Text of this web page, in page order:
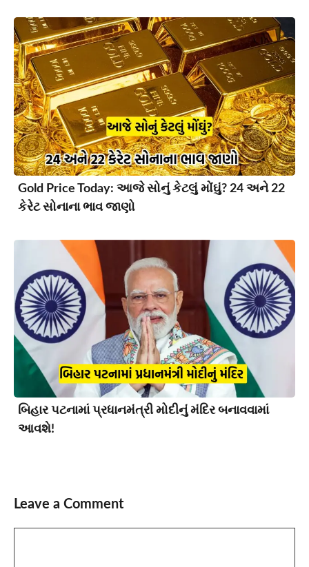
Gold Price Today: આજે સોનું કેટલું મોંઘું? 24 અને 22
કેરેટ સોનાના ભાવ જાણો
બિહાર પટનામાં પ્રધાનમંત્રી મોદીનું મંદિર બનાવવામાં
આવશે!
Leave a Comment